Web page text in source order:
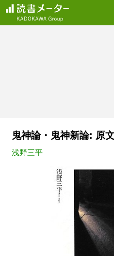
鬼神論・鬼神新論: 原
浅野三平